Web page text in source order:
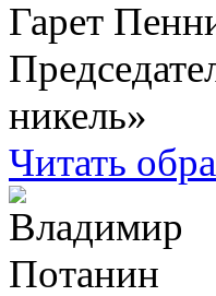
Гарет
никель»
Читать